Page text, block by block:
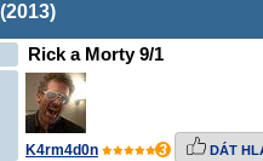
Rick a Morty 9/1
K4rm4d0n 3 DÁT